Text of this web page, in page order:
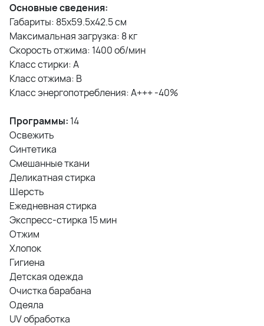
Основные сведения:
Габариты: 85x59.5x42.5 см
Максимальная загрузка: 8 кг
Скорость отжима: 1400 об/мин
Класс стирки: A
Класс отжима: B
Класс энергопотребления: A+++ -40%
Программы: 14
Освежить
Синтетика
Смешанные ткани
Деликатная стирка
Шерсть
Ежедневная стирка
Экспресс-стирка 15 мин
Отжим
Хлопок
Гигиена
Детская одежда
Очистка барабана
Одеяла
UV обработка